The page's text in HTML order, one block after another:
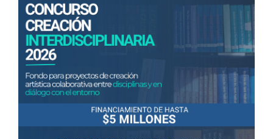
Académicos
Funcionarios
Alumni